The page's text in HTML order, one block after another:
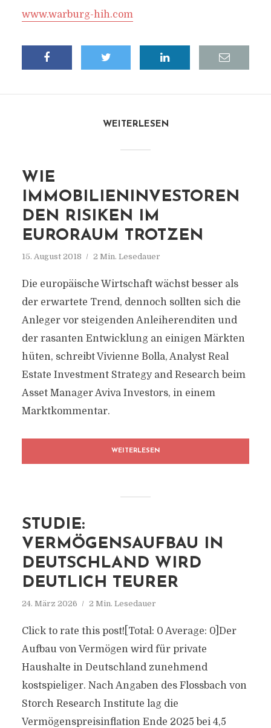
www.warburg-hih.com
WEITERLESEN
WIE
IMMOBILIENINVESTOREN
DEN RISIKEN IM
EURORAUM TROTZEN
15. August 2018 2 Min. Lesedauer
Die europäische Wirtschaft wächst besser als
der erwartete Trend, dennoch sollten sich die
Anleger vor steigenden Anleiherenditen und
der rasanten Entwicklung an einigen Märkten
hüten, schreibt Vivienne Bolla, Analyst Real
Estate Investment Strategy and Research beim
Asset Manager Aviva Investors, in einem
Marktkommentar.
WEITERLESEN
STUDIE:
VERMÖGENSAUFBAU IN
DEUTSCHLAND WIRD
DEUTLICH TEURER
24. März 2026 2 Min. Lesedauer
Click to rate this post![Total: 0 Average: 0]Der
Aufbau von Vermögen wird für private
Haushalte in Deutschland zunehmend
kostspieliger. Nach Angaben des Flossbach von
Storch Research Institute lag die
Vermögenspreisinflation Ende 2025 bei 4,5